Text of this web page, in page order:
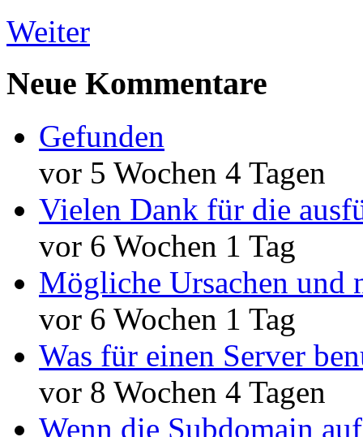
Weiter
Neue Kommentare
Gefunden
vor 5 Wochen 4 Tagen
Vielen Dank für die
vor 6 Wochen 1 Tag
Mögliche Ursachen und
vor 6 Wochen 1 Tag
Was für einen Server
vor 8 Wochen 4 Tagen
Wenn die Subdomain auf